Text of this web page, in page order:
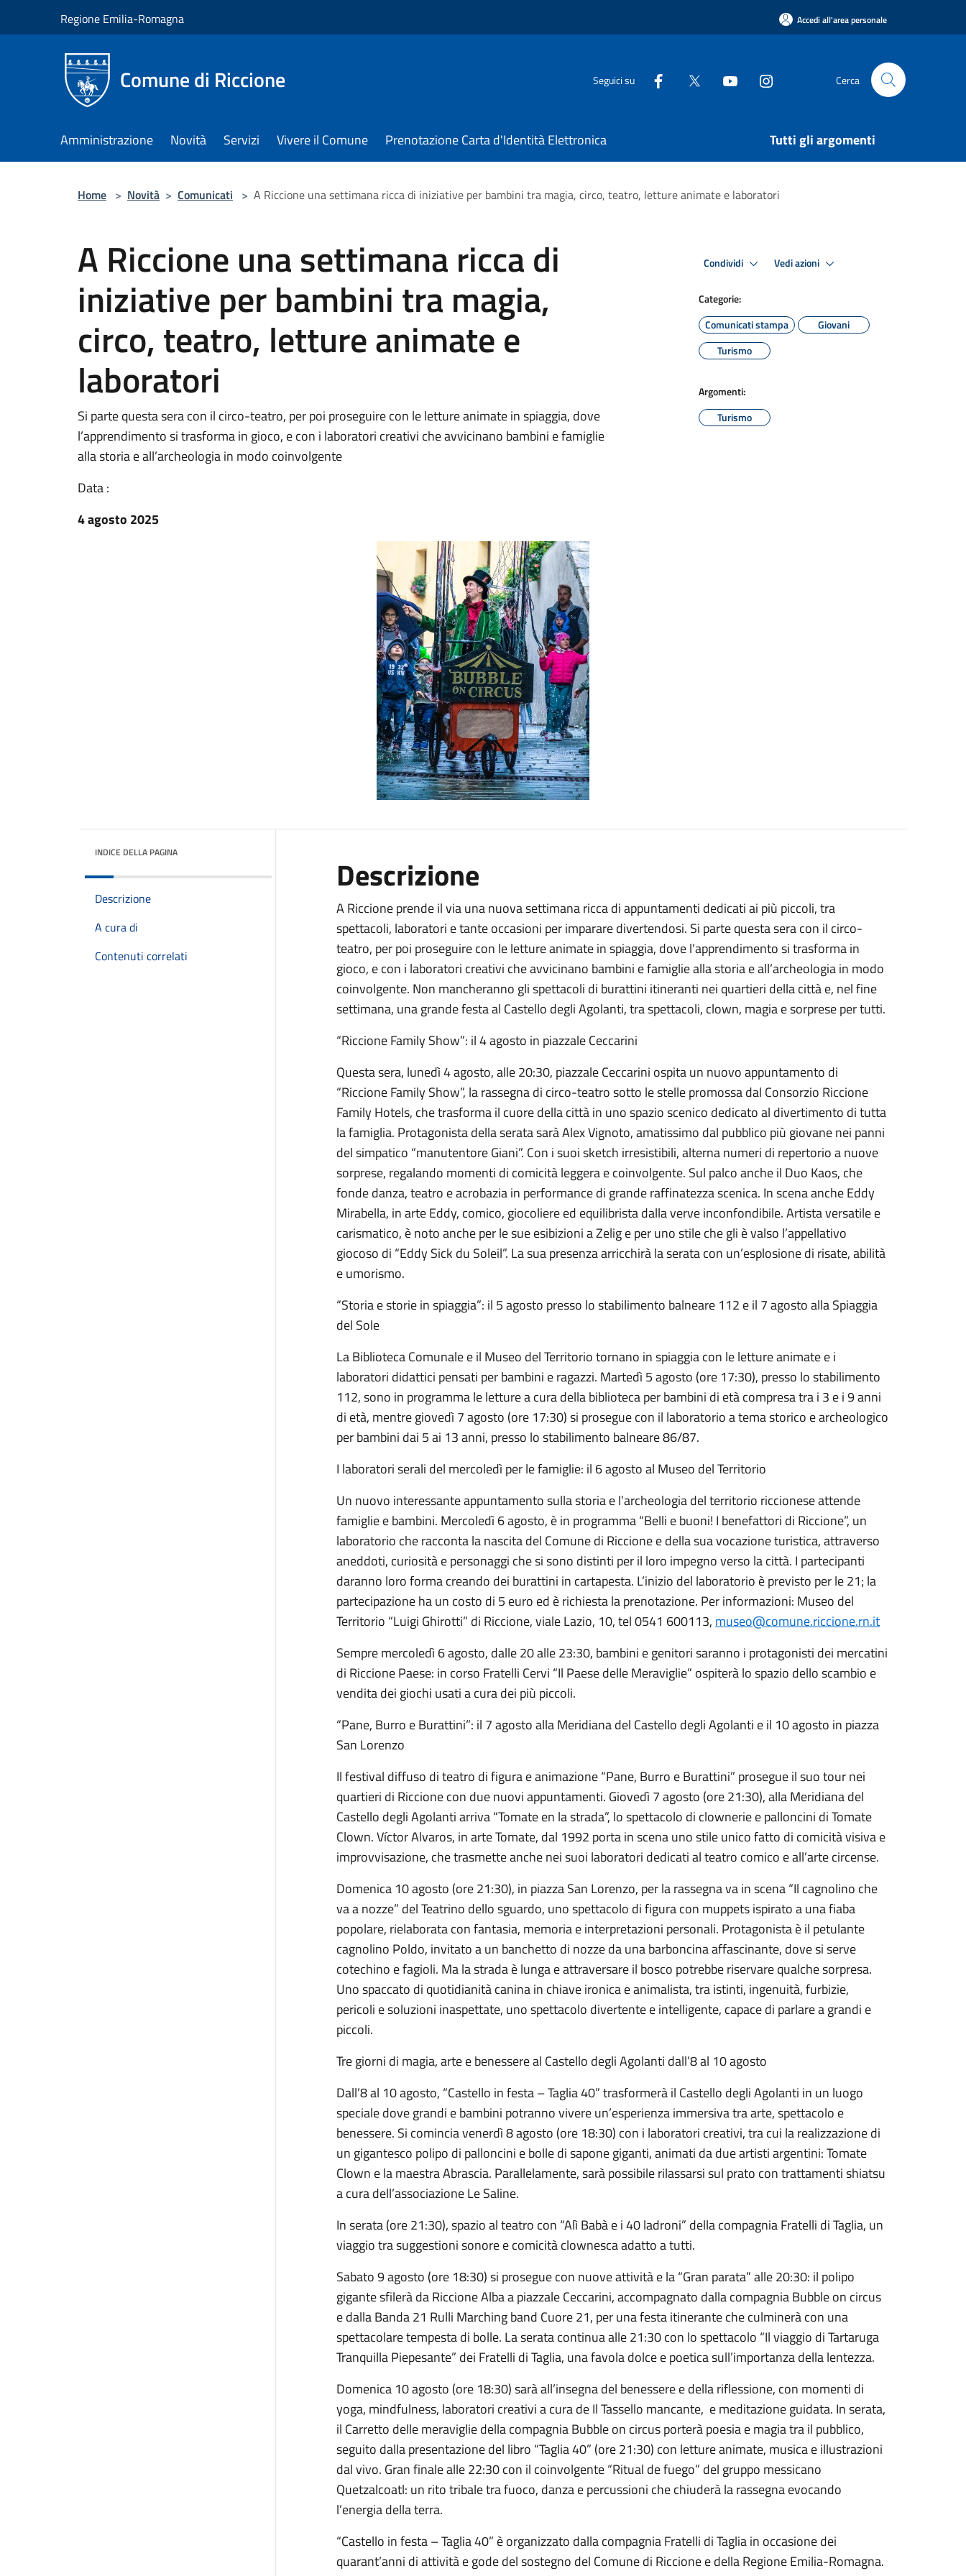
Regione Emilia-Romagna Accedi all'area personale
Comune di Riccione Seguici su Cerca
Amministrazione Novità Servizi Vivere il Comune Prenotazione Carta d'Identità Elettronica Tutti gli argomenti
Home > Novità > Comunicati > A Riccione una settimana ricca di iniziative per bambini tra magia, circo, teatro, letture animate e laboratori
A Riccione una settimana ricca di
iniziative per bambini tra magia,
circo, teatro, letture animate e
laboratori
Si parte questa sera con il circo-teatro, per poi proseguire con le letture animate in spiaggia, dove
l’apprendimento si trasforma in gioco, e con i laboratori creativi che avvicinano bambini e famiglie
alla storia e all’archeologia in modo coinvolgente
Data :
4 agosto 2025
Condividi Vedi azioni
Categorie:
Comunicati stampa
Giovani
Turismo
Argomenti:
Turismo
INDICE DELLA PAGINA
Descrizione
A cura di
Contenuti correlati
Descrizione
A Riccione prende il via una nuova settimana ricca di appuntamenti dedicati ai più piccoli, tra
spettacoli, laboratori e tante occasioni per imparare divertendosi. Si parte questa sera con il circo-
teatro, per poi proseguire con le letture animate in spiaggia, dove l’apprendimento si trasforma in
gioco, e con i laboratori creativi che avvicinano bambini e famiglie alla storia e all’archeologia in modo
coinvolgente. Non mancheranno gli spettacoli di burattini itineranti nei quartieri della città e, nel fine
settimana, una grande festa al Castello degli Agolanti, tra spettacoli, clown, magia e sorprese per tutti.
“Riccione Family Show”: il 4 agosto in piazzale Ceccarini
Questa sera, lunedì 4 agosto, alle 20:30, piazzale Ceccarini ospita un nuovo appuntamento di
“Riccione Family Show”, la rassegna di circo-teatro sotto le stelle promossa dal Consorzio Riccione
Family Hotels, che trasforma il cuore della città in uno spazio scenico dedicato al divertimento di tutta
la famiglia. Protagonista della serata sarà Alex Vignoto, amatissimo dal pubblico più giovane nei panni
del simpatico “manutentore Giani”. Con i suoi sketch irresistibili, alterna numeri di repertorio a nuove
sorprese, regalando momenti di comicità leggera e coinvolgente. Sul palco anche il Duo Kaos, che
fonde danza, teatro e acrobazia in performance di grande raffinatezza scenica. In scena anche Eddy
Mirabella, in arte Eddy, comico, giocoliere ed equilibrista dalla verve inconfondibile. Artista versatile e
carismatico, è noto anche per le sue esibizioni a Zelig e per uno stile che gli è valso l’appellativo
giocoso di “Eddy Sick du Soleil”. La sua presenza arricchirà la serata con un’esplosione di risate, abilità
e umorismo.
“Storia e storie in spiaggia”: il 5 agosto presso lo stabilimento balneare 112 e il 7 agosto alla Spiaggia
del Sole
La Biblioteca Comunale e il Museo del Territorio tornano in spiaggia con le letture animate e i
laboratori didattici pensati per bambini e ragazzi. Martedì 5 agosto (ore 17:30), presso lo stabilimento
112, sono in programma le letture a cura della biblioteca per bambini di età compresa tra i 3 e i 9 anni
di età, mentre giovedì 7 agosto (ore 17:30) si prosegue con il laboratorio a tema storico e archeologico
per bambini dai 5 ai 13 anni, presso lo stabilimento balneare 86/87.
I laboratori serali del mercoledì per le famiglie: il 6 agosto al Museo del Territorio
Un nuovo interessante appuntamento sulla storia e l’archeologia del territorio riccionese attende
famiglie e bambini. Mercoledì 6 agosto, è in programma “Belli e buoni! I benefattori di Riccione”, un
laboratorio che racconta la nascita del Comune di Riccione e della sua vocazione turistica, attraverso
aneddoti, curiosità e personaggi che si sono distinti per il loro impegno verso la città. I partecipanti
daranno loro forma creando dei burattini in cartapesta. L’inizio del laboratorio è previsto per le 21; la
partecipazione ha un costo di 5 euro ed è richiesta la prenotazione. Per informazioni: Museo del
Territorio “Luigi Ghirotti” di Riccione, viale Lazio, 10, tel 0541 600113, museo@comune.riccione.rn.it
Sempre mercoledì 6 agosto, dalle 20 alle 23:30, bambini e genitori saranno i protagonisti dei mercatini
di Riccione Paese: in corso Fratelli Cervi “Il Paese delle Meraviglie” ospiterà lo spazio dello scambio e
vendita dei giochi usati a cura dei più piccoli.
“Pane, Burro e Burattini”: il 7 agosto alla Meridiana del Castello degli Agolanti e il 10 agosto in piazza
San Lorenzo
Il festival diffuso di teatro di figura e animazione “Pane, Burro e Burattini” prosegue il suo tour nei
quartieri di Riccione con due nuovi appuntamenti. Giovedì 7 agosto (ore 21:30), alla Meridiana del
Castello degli Agolanti arriva “Tomate en la strada”, lo spettacolo di clownerie e palloncini di Tomate
Clown. Víctor Alvaros, in arte Tomate, dal 1992 porta in scena uno stile unico fatto di comicità visiva e
improvvisazione, che trasmette anche nei suoi laboratori dedicati al teatro comico e all’arte circense.
Domenica 10 agosto (ore 21:30), in piazza San Lorenzo, per la rassegna va in scena “Il cagnolino che
va a nozze” del Teatrino dello sguardo, uno spettacolo di figura con muppets ispirato a una fiaba
popolare, rielaborata con fantasia, memoria e interpretazioni personali. Protagonista è il petulante
cagnolino Poldo, invitato a un banchetto di nozze da una barboncina affascinante, dove si serve
cotechino e fagioli. Ma la strada è lunga e attraversare il bosco potrebbe riservare qualche sorpresa.
Uno spaccato di quotidianità canina in chiave ironica e animalista, tra istinti, ingenuità, furbizie,
pericoli e soluzioni inaspettate, uno spettacolo divertente e intelligente, capace di parlare a grandi e
piccoli.
Tre giorni di magia, arte e benessere al Castello degli Agolanti dall’8 al 10 agosto
Dall’8 al 10 agosto, “Castello in festa – Taglia 40” trasformerà il Castello degli Agolanti in un luogo
speciale dove grandi e bambini potranno vivere un’esperienza immersiva tra arte, spettacolo e
benessere. Si comincia venerdì 8 agosto (ore 18:30) con i laboratori creativi, tra cui la realizzazione di
un gigantesco polipo di palloncini e bolle di sapone giganti, animati da due artisti argentini: Tomate
Clown e la maestra Abrascia. Parallelamente, sarà possibile rilassarsi sul prato con trattamenti shiatsu
a cura dell’associazione Le Saline.
In serata (ore 21:30), spazio al teatro con “Alì Babà e i 40 ladroni” della compagnia Fratelli di Taglia, un
viaggio tra suggestioni sonore e comicità clownesca adatto a tutti.
Sabato 9 agosto (ore 18:30) si prosegue con nuove attività e la “Gran parata” alle 20:30: il polipo
gigante sfilerà da Riccione Alba a piazzale Ceccarini, accompagnato dalla compagnia Bubble on circus
e dalla Banda 21 Rulli Marching band Cuore 21, per una festa itinerante che culminerà con una
spettacolare tempesta di bolle. La serata continua alle 21:30 con lo spettacolo “Il viaggio di Tartaruga
Tranquilla Piepesante” dei Fratelli di Taglia, una favola dolce e poetica sull’importanza della lentezza.
Domenica 10 agosto (ore 18:30) sarà all’insegna del benessere e della riflessione, con momenti di
yoga, mindfulness, laboratori creativi a cura de Il Tassello mancante, e meditazione guidata. In serata,
il Carretto delle meraviglie della compagnia Bubble on circus porterà poesia e magia tra il pubblico,
seguito dalla presentazione del libro “Taglia 40” (ore 21:30) con letture animate, musica e illustrazioni
dal vivo. Gran finale alle 22:30 con il coinvolgente “Ritual de fuego” del gruppo messicano
Quetzalcoatl: un rito tribale tra fuoco, danza e percussioni che chiuderà la rassegna evocando
l’energia della terra.
“Castello in festa – Taglia 40” è organizzato dalla compagnia Fratelli di Taglia in occasione dei
quarant’anni di attività e gode del sostegno del Comune di Riccione e della Regione Emilia-Romagna.